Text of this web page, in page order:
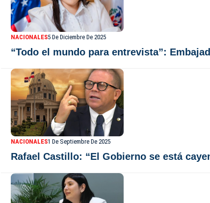
NACIONALES5 De Diciembre De 2025
“Todo el mundo para entrevista”:
NACIONALES1 De Septiembre De 2025
Rafael Castillo: “El Gobierno se está